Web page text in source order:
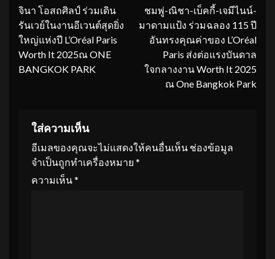
Reading
จินา โอสถศิลป์ ร่วมเดิน
รันเวย์ในงานอีเวนต์สุดยิ่ง
ใหญ่แห่งปี L’Oréal Paris
Worth It 2025ณ ONE
BANGKOK PARK
ชมพู่-ณิชา-เบ็คกี้-เจมีไนน์-
มาดามแป้ง ร่วมฉลอง 115 ปี
อันทรงคุณค่าของ L’Oréal
Paris ส่งต่อแรงบันดาล
ใจกลางงาน Worth It 2025
ณ One Bangkok Park
ใส่ความเห็น
อีเมลของคุณจะไม่แสดงให้คนอื่นเห็น ช่องข้อมูล
จำเป็นถูกทำเครื่องหมาย *
ความเห็น*